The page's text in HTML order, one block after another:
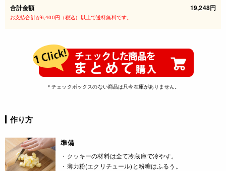
合計金額 19,248円
お支払合計が6,400円（税込）以上で送料無料です。
＊チェックボックスのない商品は只今在庫がありません。
作り方
準備
・クッキーの材料は全て冷蔵庫で冷やす。
・薄力粉(エクリチュール)と粉糖はふるう。